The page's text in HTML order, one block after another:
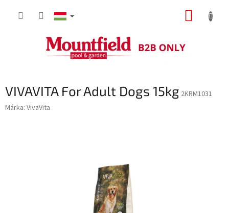
KOSÁR
VIVAVITA For Adult Dogs 15kg 2KRM1031
Márka: VivaVita